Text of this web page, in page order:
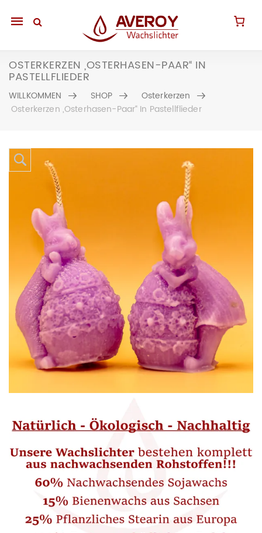
Mobile
OSTERKERZEN „OSTERHASEN-PAAR“ IN
PASTELLFLIEDER
WILLKOMMEN SHOP
Osterkerzen
Osterkerzen „Osterhasen-Paar“ In Pastellflieder
Skip to content